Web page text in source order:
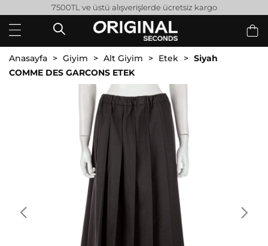
7500TL ve üstü alışverişlerde ücretsiz kargo
Anasayfa Giyim Alt Giyim Etek
Siyah
COMME DES GARCONS ETEK